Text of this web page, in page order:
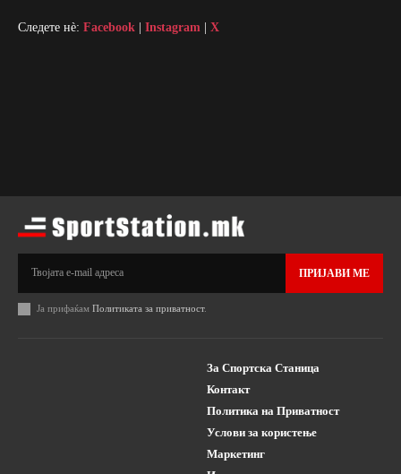
Следете нè: Facebook | Instagram | X
ПРИЈАВИ МЕ
Ја прифаќам Политиката за приватност.
За Спортска Станица
Контакт
Политика на Приватност
Услови за користење
Маркетинг